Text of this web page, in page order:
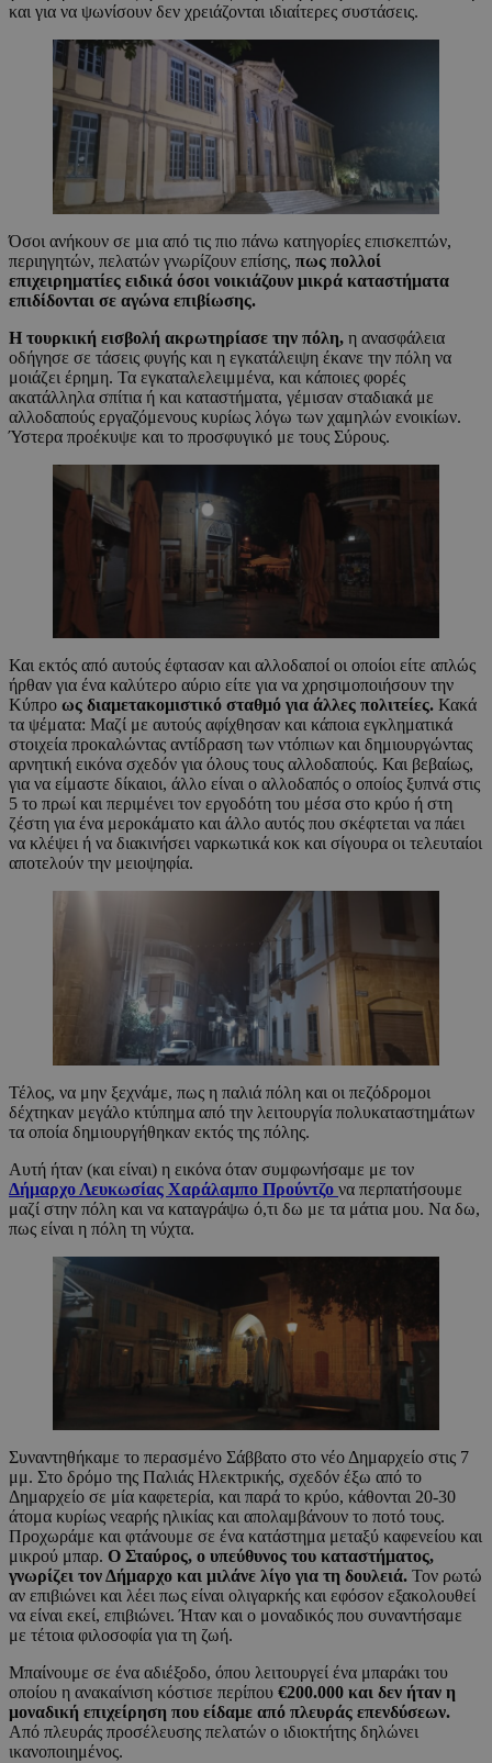
και για να ψωνίσουν δεν χρειάζονται ιδιαίτερες συστάσεις.
Όσοι ανήκουν σε μια από τις πιο πάνω κατηγορίες επισκεπτών,
περιηγητών, πελατών γνωρίζουν επίσης, πως πολλοί
επιχειρηματίες ειδικά όσοι νοικιάζουν μικρά καταστήματα
επιδίδονται σε αγώνα επιβίωσης.
Η τουρκική εισβολή ακρωτηρίασε την πόλη, η ανασφάλεια
οδήγησε σε τάσεις φυγής και η εγκατάλειψη έκανε την πόλη να
μοιάζει έρημη. Τα εγκαταλελειμμένα, και κάποιες φορές
ακατάλληλα σπίτια ή και καταστήματα, γέμισαν σταδιακά με
αλλοδαπούς εργαζόμενους κυρίως λόγω των χαμηλών ενοικίων.
Ύστερα προέκυψε και το προσφυγικό με τους Σύρους.
Και εκτός από αυτούς έφτασαν και αλλοδαποί οι οποίοι είτε απλώς
ήρθαν για ένα καλύτερο αύριο είτε για να χρησιμοποιήσουν την
Κύπρο ως διαμετακομιστικό σταθμό για άλλες πολιτείες. Κακά
τα ψέματα: Μαζί με αυτούς αφίχθησαν και κάποια εγκληματικά
στοιχεία προκαλώντας αντίδραση των ντόπιων και δημιουργώντας
αρνητική εικόνα σχεδόν για όλους τους αλλοδαπούς. Και βεβαίως,
για να είμαστε δίκαιοι, άλλο είναι ο αλλοδαπός ο οποίος ξυπνά στις
5 το πρωί και περιμένει τον εργοδότη του μέσα στο κρύο ή στη
ζέστη για ένα μεροκάματο και άλλο αυτός που σκέφτεται να πάει
να κλέψει ή να διακινήσει ναρκωτικά κοκ και σίγουρα οι τελευταίοι
αποτελούν την μειοψηφία.
Τέλος, να μην ξεχνάμε, πως η παλιά πόλη και οι πεζόδρομοι
δέχτηκαν μεγάλο κτύπημα από την λειτουργία πολυκαταστημάτων
τα οποία δημιουργήθηκαν εκτός της πόλης.
Αυτή ήταν (και είναι) η εικόνα όταν συμφωνήσαμε με τον
Δήμαρχο Λευκωσίας Χαράλαμπο Προύντζο να περπατήσουμε
μαζί στην πόλη και να καταγράψω ό,τι δω με τα μάτια μου. Να δω,
πως είναι η πόλη τη νύχτα.
Συναντηθήκαμε το περασμένο Σάββατο στο νέο Δημαρχείο στις 7
μμ. Στο δρόμο της Παλιάς Ηλεκτρικής, σχεδόν έξω από το
Δημαρχείο σε μία καφετερία, και παρά το κρύο, κάθονται 20-30
άτομα κυρίως νεαρής ηλικίας και απολαμβάνουν το ποτό τους.
Προχωράμε και φτάνουμε σε ένα κατάστημα μεταξύ καφενείου και
μικρού μπαρ. Ο Σταύρος, ο υπεύθυνος του καταστήματος,
γνωρίζει τον Δήμαρχο και μιλάνε λίγο για τη δουλειά. Τον ρωτώ
αν επιβιώνει και λέει πως είναι ολιγαρκής και εφόσον εξακολουθεί
να είναι εκεί, επιβιώνει. Ήταν και ο μοναδικός που συναντήσαμε
με τέτοια φιλοσοφία για τη ζωή.
Μπαίνουμε σε ένα αδιέξοδο, όπου λειτουργεί ένα μπαράκι του
οποίου η ανακαίνιση κόστισε περίπου €200.000 και δεν ήταν η
μοναδική επιχείρηση που είδαμε από πλευράς επενδύσεων.
Από πλευράς προσέλευσης πελατών ο ιδιοκτήτης δηλώνει
ικανοποιημένος.